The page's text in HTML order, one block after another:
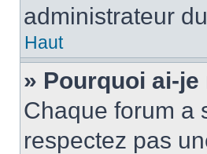
administrateur
Haut
» Pourquoi ai-
Chaque forum a
respectez pas